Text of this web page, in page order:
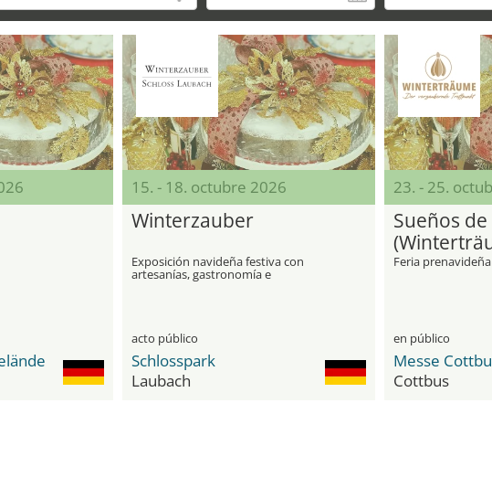
15. - 18. octubre 2026
Winterzauber
Exposición navideña festiva con
artesanías, gastronomía e
iluminaciones
acto público
Schlosspark
Laubach
23. - 25.
Sueños
Feria
en público
Messe
Cottbus